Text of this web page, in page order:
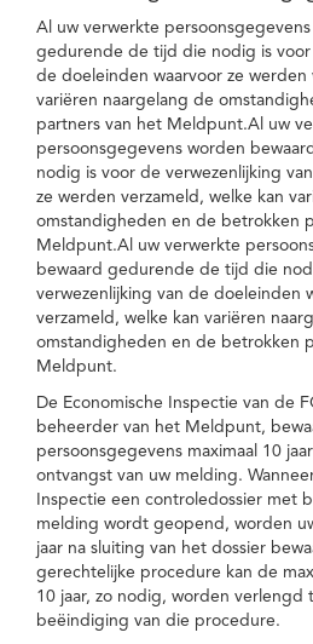
Al uw verwerkte
gedurende de tijd die nodig is voor
de doeleinden waarvoor ze werden
variëren naargelang de
partners van het Meldpunt.Al uw
persoonsgegevens worden
nodig is voor de verwezenlijking
ze werden verzameld, welke kan
omstandigheden en de betrokken
Meldpunt.Al uw verwerkte
bewaard gedurende de tijd die
verwezenlijking van de doeleinden
verzameld, welke kan variëren
omstandigheden en de betrokken
Meldpunt.
De Economische Inspectie van de
beheerder van het Meldpunt,
persoonsgegevens maximaal 10
ontvangst van uw melding.
Inspectie een controledossier met
melding wordt geopend, worden
jaar na sluiting van het dossier
gerechtelijke procedure kan de
10 jaar, zo nodig, worden verlengd
beëindiging van die procedure.